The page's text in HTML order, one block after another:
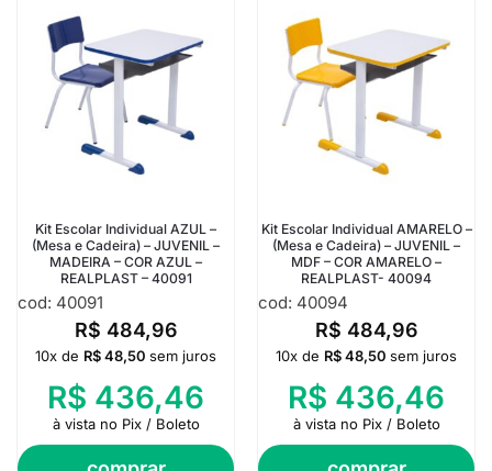
Kit Escolar Individual AZUL –
(Mesa e Cadeira) – JUVENIL –
MADEIRA – COR AZUL –
REALPLAST – 40091
cod: 40091
R$ 484,96
10x de R$48,50 sem juros
R$ 436,46
à vista no Pix / Boleto
Kit Escolar Individual AMARELO –
(Mesa e Cadeira) – JUVENIL –
MDF – COR AMARELO –
REALPLAST- 40094
cod: 40094
R$ 484,96
10x de R$48,50 sem juros
R$ 436,46
à vista no Pix / Boleto